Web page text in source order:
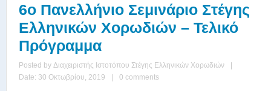
6o Πανελλήνιο Σεμινάριο Στέγης
Ελληνικών Χορωδιών – Τελικό
Πρόγραμμα
Posted by Διαχειριστής Ιστοτόπου Στέγης Ελληνικών Χορωδιών
|
Date: 30 Οκτωβρίου, 2019
| 0 comments